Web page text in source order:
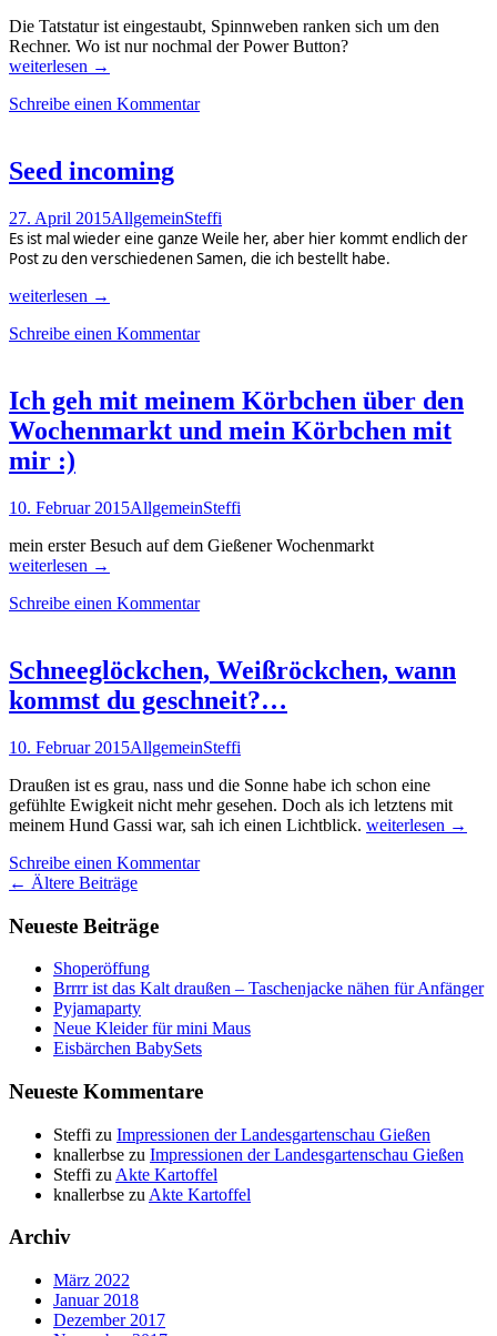
Die Tatstatur ist eingestaubt, Spinnweben ranken sich um den
Rechner. Wo ist nur nochmal der Power Button?
Lange
es
weiterlesen →
Schreibe einen Kommentar
Seed incoming
27. April 2015AllgemeinSteffi
Es ist mal wieder eine ganze Weile her, aber hier kommt endlich der
Post zu den verschiedenen Samen, die ich bestellt habe.
Seed
weiterlesen →
Schreibe einen Kommentar
Ich geh mit meinem Körbchen über den
Wochenmarkt und mein Körbchen mit
mir :)
10. Februar 2015AllgemeinSteffi
mein erster Besuch auf dem Gießener Wochenmarkt
Ich
mit
über
den
Wochenmarkt
mein
mit
mir
🙂
weiterlesen →
Schreibe einen Kommentar
Schneeglöckchen, Weißröckchen, wann
kommst du geschneit?…
10. Februar 2015AllgemeinSteffi
Draußen ist es grau, nass und die Sonne habe ich schon eine
gefühlte Ewigkeit nicht mehr gesehen. Doch als ich letztens mit
meinem Hund Gassi war, sah ich einen Lichtblick. Schneeglöckchen,
weiterlesen →
Schreibe einen Kommentar
Beitragsnavigation
← Ältere Beiträge
Neueste Beiträge
Shoperöffung
Brrrr ist das Kalt draußen – Taschenjacke nähen für Anfänger
Pyjamaparty
Neue Kleider für mini Maus
Eisbärchen BabySets
Neueste Kommentare
Steffi zu Impressionen der Landesgartenschau Gießen
knallerbse zu Impressionen der Landesgartenschau Gießen
Steffi zu Akte Kartoffel
knallerbse zu Akte Kartoffel
Archiv
März 2022
Januar 2018
Dezember 2017